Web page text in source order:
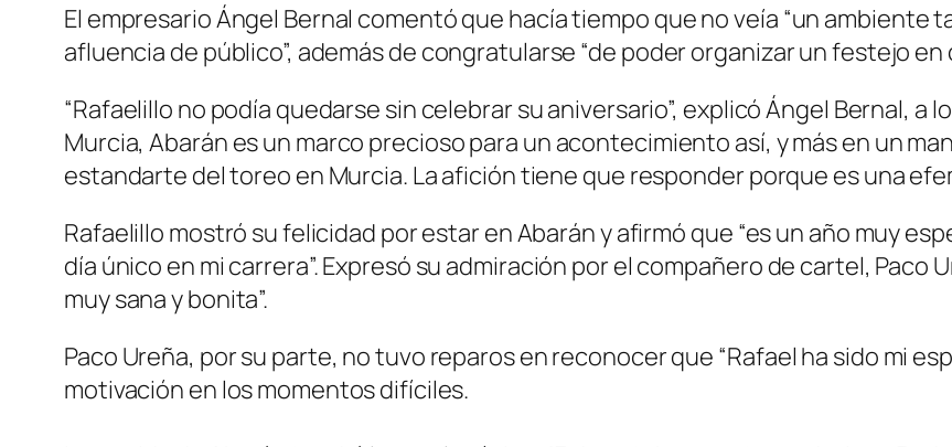
El empresario Ángel Bernal comentó que hacía tiempo que no veía “un ambiente
afluencia de público”, además de congratularse “de poder organizar un festejo
“Rafaelillo no podía quedarse sin celebrar su aniversario”, explicó Ángel Bernal, a
Murcia, Abarán es un marco precioso para un acontecimiento así, y más en un
estandarte del toreo en Murcia. La afición tiene que responder porque es una
Rafaelillo mostró su felicidad por estar en Abarán y afirmó que “es un año muy
día único en mi carrera”. Expresó su admiración por el compañero de cartel, Paco
muy sana y bonita”.
Paco Ureña, por su parte, no tuvo reparos en reconocer que “Rafael ha sido mi
motivación en los momentos difíciles.